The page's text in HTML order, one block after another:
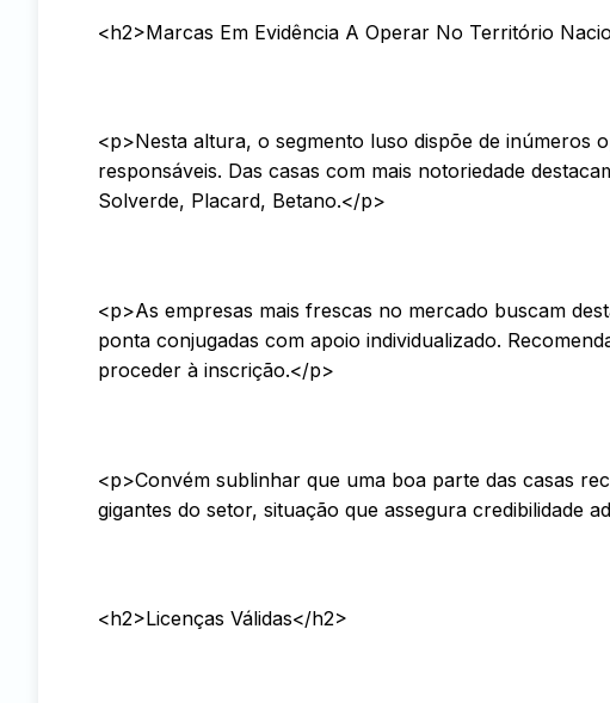
<h2>Marcas Em Evidência A Operar No Território
<p>Nesta altura, o segmento luso dispõe de inúmeros
responsáveis. Das casas com mais notoriedade
Solverde, Placard, Betano.</p>
<p>As empresas mais frescas no mercado buscam
ponta conjugadas com apoio individualizado.
proceder à inscrição.</p>
<p>Convém sublinhar que uma boa parte das casas
gigantes do setor, situação que assegura credibilidade
<h2>Licenças Válidas</h2>